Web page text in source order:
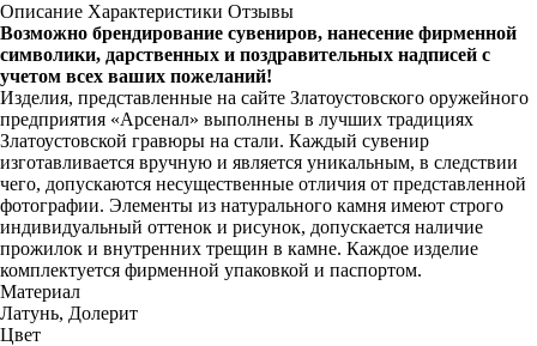
Описание Характеристики Отзывы
Возможно брендирование сувениров, нанесение фирменной
символики, дарственных и поздравительных надписей с
учетом всех ваших пожеланий!
Изделия, представленные на сайте Златоустовского оружейного
предприятия «Арсенал» выполнены в лучших традициях
Златоустовской гравюры на стали. Каждый сувенир
изготавливается вручную и является уникальным, в следствии
чего, допускаются несущественные отличия от представленной
фотографии. Элементы из натурального камня имеют строго
индивидуальный оттенок и рисунок, допускается наличие
прожилок и внутренних трещин в камне. Каждое изделие
комплектуется фирменной упаковкой и паспортом.
Материал
Латунь, Долерит
Цвет